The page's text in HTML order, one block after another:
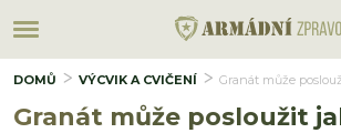
DOMŮ VÝCVIK A CVIČENÍ Granát může
Granát může posloužit